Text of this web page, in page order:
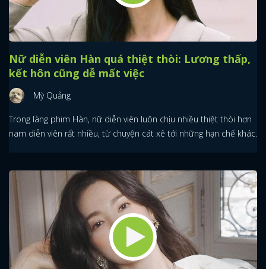
Nữ diễn viên Hàn quá thiệt thòi: Lương thấp,
kết hôn cũng dễ mất việc
Mỳ Quảng
Trong làng phim Hàn, nữ diễn viên luôn chịu nhiều thiệt thòi hơn
nam diễn viên rất nhiều, từ chuyện cát xê tới những hạn chế khác.